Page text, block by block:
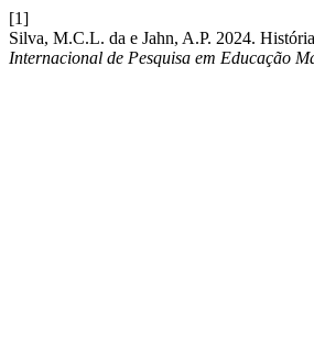
[1]
Silva, M.C.L. da e Jahn, A.P. 2024.
Internacional de Pesquisa em Educação